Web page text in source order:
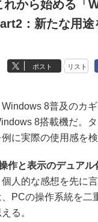
れから始める「
：新たな用
ポスト リスト
8普及のカギ
8搭載機だ。
例に実際の使用感を検
作と表示のデュア
人的な感想を先に
、PCの操作系統を二
る。